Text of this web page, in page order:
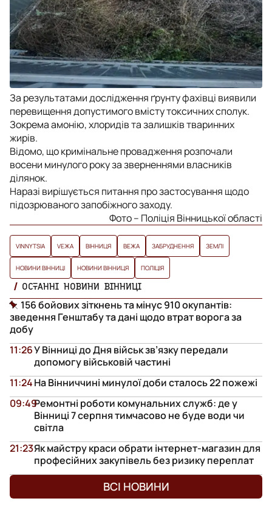
За результатами дослідження ґрунту фахівці виявили
перевищення допустимого вмісту токсичних сполук.
Зокрема амонію, хлоридів та залишків тваринних
жирів.
Відомо, що кримінальне провадження розпочали
восени минулого року за зверненнями власників
ділянок.
Наразі вирішується питання про застосування щодо
підозрюваного запобіжного заходу.
Фото – Поліція Вінницької області
VINNYTSIA VЕЖА ВІННИЦЯ ВЕЖА ЗАБРУДНЕННЯ ЗЕМЛІ
НОВИНИ ВІННИЦІ НОВИНИ ВІННИЦЯ ПОЛІЦІЯ
ОСТАННІ НОВИНИ ВІННИЦІ
156 бойових зіткнень та мінус 910 окупантів:
зведення Генштабу та дані щодо втрат ворога за
добу
У Вінниці до Дня військ зв’язку передали
допомогу військовій частині
11:26
На Вінниччині минулої доби сталось 22 пожежі
11:24
Ремонтні роботи комунальних служб: де у
Вінниці 7 серпня тимчасово не буде води чи
світла
09:49
Як майстру краси обрати інтернет-магазин для
професійних закупівель без ризику переплат
21:23
ВСІ НОВИНИ